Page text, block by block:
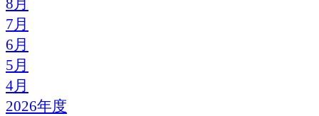
8月
7月
6月
5月
4月
2026年度